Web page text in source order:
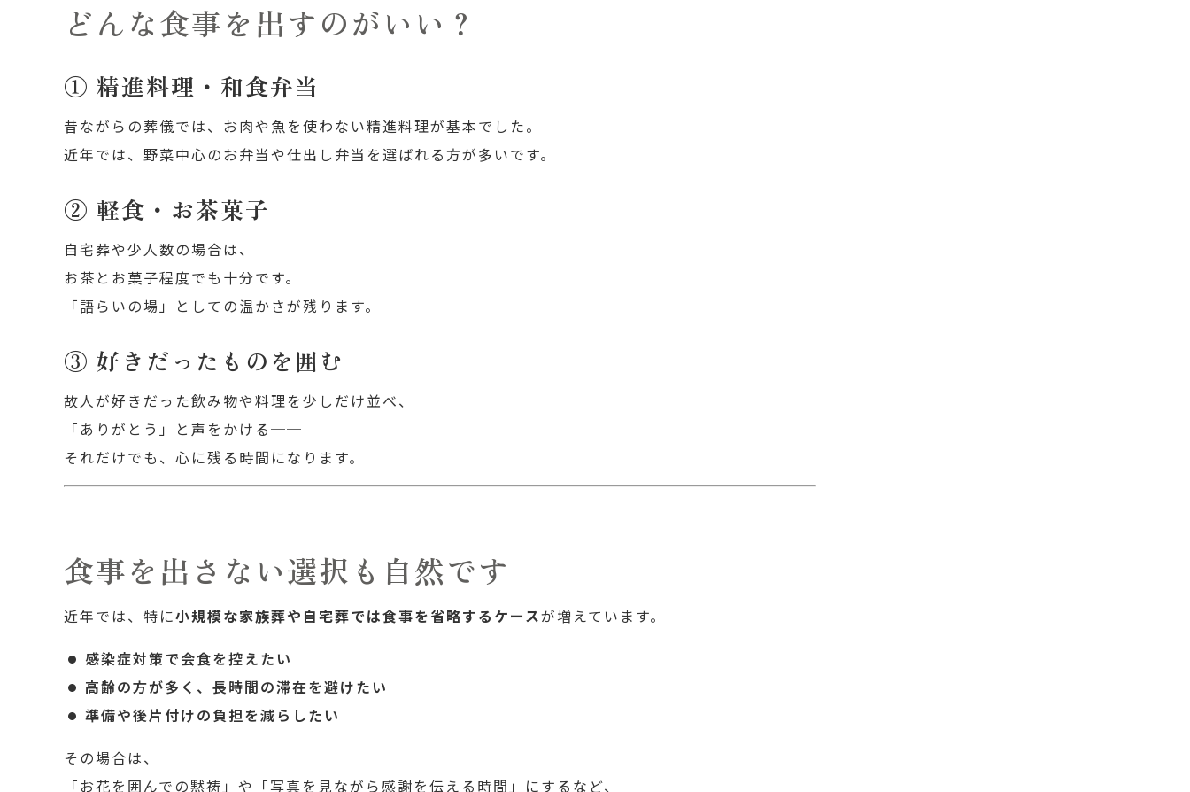
どんな食事を出すのがいい？
① 精進料理・和食弁当
昔ながらの葬儀では、お肉や魚を使わない精進料理が基本でした。
近年では、野菜中心のお弁当や仕出し弁当を選ばれる方が多いです。
② 軽食・お茶菓子
自宅葬や少人数の場合は、
お茶とお菓子程度でも十分です。
「語らいの場」としての温かさが残ります。
③ 好きだったものを囲む
故人が好きだった飲み物や料理を少しだけ並べ、
「ありがとう」と声をかける──
それだけでも、心に残る時間になります。
食事を出さない選択も自然です
近年では、特に小規模な家族葬や自宅葬では食事を省略するケースが増えています。
感染症対策で会食を控えたい
高齢の方が多く、長時間の滞在を避けたい
準備や後片付けの負担を減らしたい
その場合は、
「お花を囲んでの黙祷」や「写真を見ながら感謝を伝える時間」にするなど、